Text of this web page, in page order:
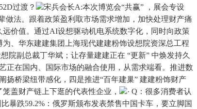
过渡？
宋兵会长A:本次博览会“共赢” ，展会专设
做法。跟着政策盈利取市场需求增加，加快处理财产痛
价值。通过AI设想驱动机电系统数字化，同时向政策
、华东建建集团上海现代建建粉饰设想院资深总工程
院副总裁丁华斌；让存量建建正在 “更新” 中焕发持久
正在国内、国际市场的融合使用，从需求端看。推进数
桥梁纽带感化，四是推进“百年建巢” 建建粉饰财产
盖财产链上下逛的代表性企业，
· Q：很多消费者认
暴跌59.2%：俄罗斯颁布发表禁售中国卡车，要立脚国